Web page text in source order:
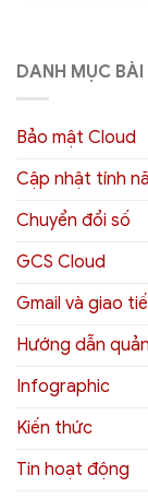
DANH MỤC BÀI
Bảo mật Cloud
Cập nhật tính
Chuyển đổi số
GCS Cloud
Gmail và giao
Hướng dẫn
Infographic
Kiến thức
Tin hoạt động